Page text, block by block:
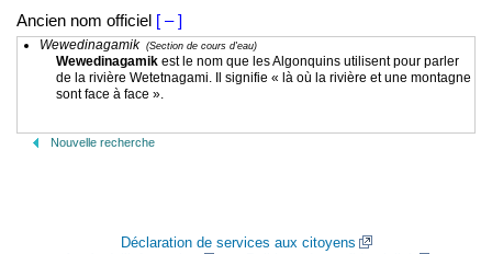
Ancien nom officiel [ – ]
Wewedinagamik (Section de cours d'eau)
Wewedinagamik est le nom que les Algonquins utilisent pour parler
de la rivière Wetetnagami. Il signifie « là où la rivière et une montagne
sont face à face ».
Nouvelle recherche
Déclaration de services aux citoyens